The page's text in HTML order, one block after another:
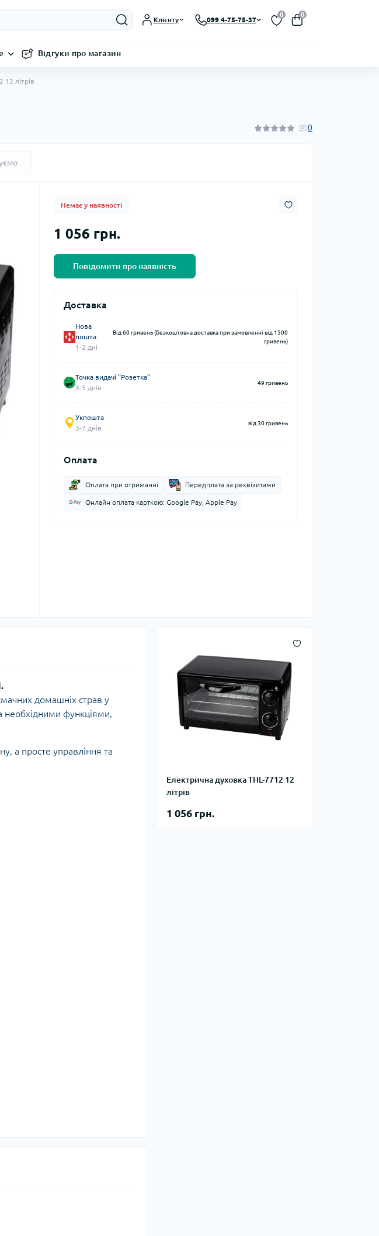
Клієнту 099 4-75-75-37
0 0
Відгуки про магазин
12 літрів
0
Немає у наявності
1 056 грн.
Повідомити про наявність
Доставка
Нова
пошта
1-2 дні
Від 60 гривень (Безкоштовна доставка при замовленні від 1500
гривень)
Точка видачі "Розетка"
3-5 днів
49 гривень
Укпошта
3-7 днів
від 30 гривень
Оплата
Оплата при отриманні Передплата за реквізитами
Онлайн оплата карткою: Google Pay, Apple Pay
Електрична духовка THL-7712 12
літрів
1 056 грн.
домашніх страв у
необхідними функціями,
а просте управління та